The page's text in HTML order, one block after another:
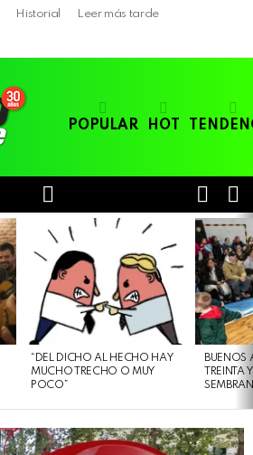
Historial Leer más tarde
POPULAR HOT
SKIN
“DEL DICHO AL HECHO HAY
MUCHO TRECHO O MUY
POCO”
BUENOS